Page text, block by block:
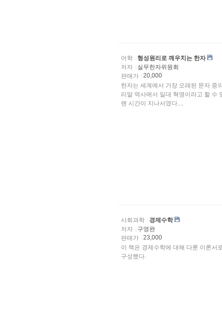
어학
형성원리로 깨우치는 한자
저자
실무한자위원회
판매가
20,000
한자는 세계에서 가장 오래된 문자 중
리말 역사에서 일대 혁명이라고 할 수
랜 시간이 지나서였다....
사회과학
경제수학
저자
구영완
판매가
23,000
이 책은 경제수학에 대해 다룬 이론서
구성했다.